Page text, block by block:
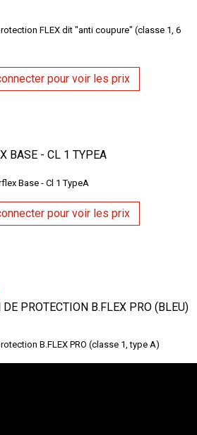
FLEX dit "anti coupure" (classe 1, 6
pour voir les prix
BASE - CL 1 TYPEA
Base - Cl 1 TypeA
pour voir les prix
DE PROTECTION B.FLEX PRO (BLEU)
B.FLEX PRO (classe 1, type A)